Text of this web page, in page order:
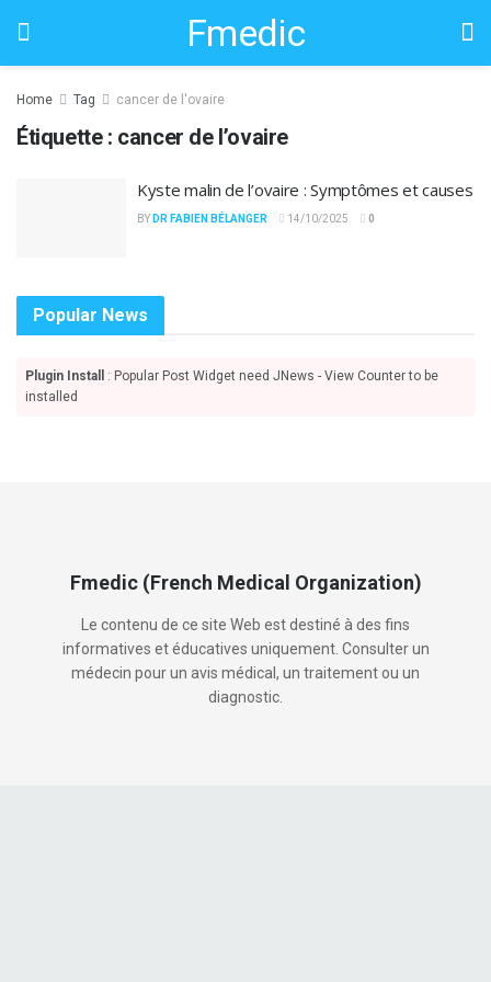
Fmedic
Home Tag cancer de l'ovaire
Étiquette : cancer de l’ovaire
Kyste malin de l’ovaire : Symptômes et causes
BY DR FABIEN BÉLANGER 14/10/2025 0
Popular News
Plugin Install
: Popular Post Widget need JNews - View Counter to be
installed
Fmedic (French Medical Organization)
Le contenu de ce site Web est destiné à des fins
informatives et éducatives uniquement. Consulter un
médecin pour un avis médical, un traitement ou un
diagnostic.